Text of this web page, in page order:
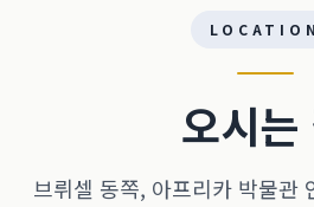
LOCATION
오시는
브뤼셀 동쪽, 아프리카 박물관